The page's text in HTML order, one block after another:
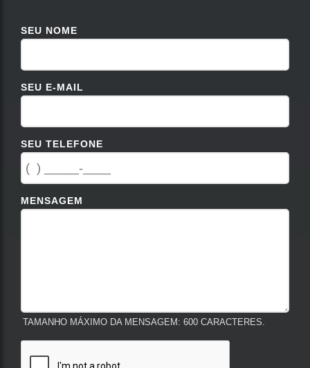
SEU NOME
SEU E-MAIL
SEU TELEFONE
MENSAGEM
TAMANHO MÁXIMO DA MENSAGEM: 600 CARACTERES.